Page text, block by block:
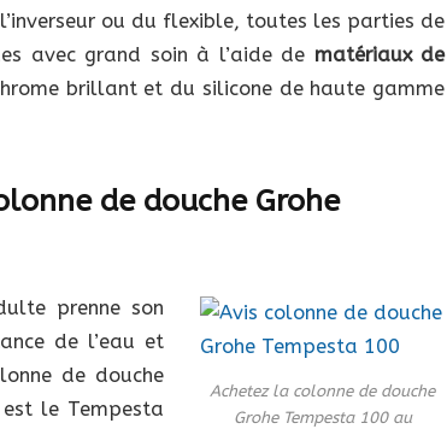
ou du flexible, toutes les parties de
avec grand soin à l’aide de matériaux de
brillant et du silicone de haute gamme
de douche Grohe
Achetez la colonne de douche
Grohe Tempesta 100 au
prenne son
de l’eau et
de douche
le Tempesta